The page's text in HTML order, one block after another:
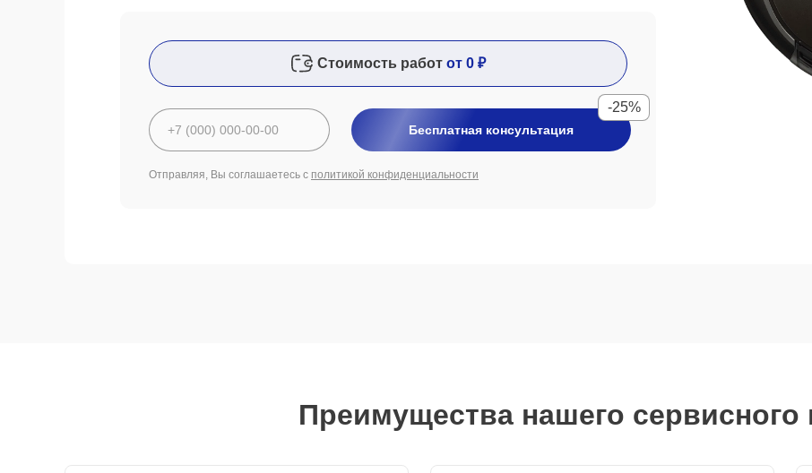
Стоимость работ от 0 ₽
Бесплатная консультация
-25%
Отправляя, Вы соглашаетесь с политикой конфиденциальности
Преимущества нашего сервисного